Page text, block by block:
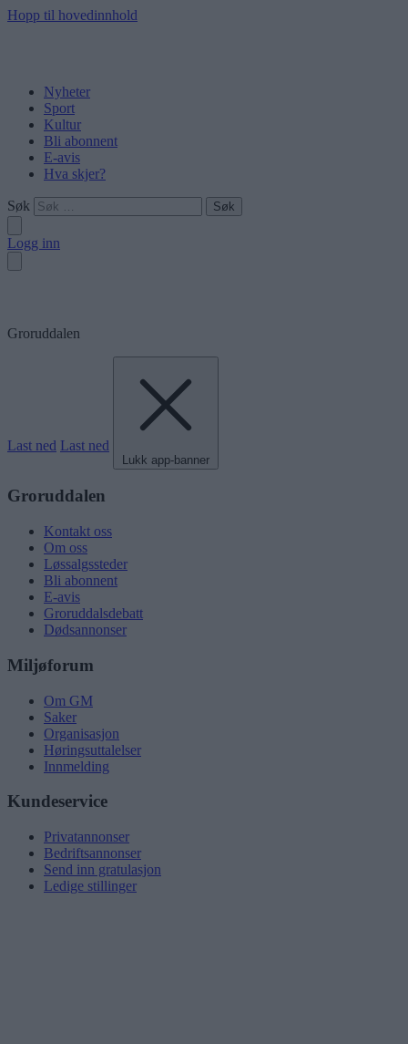
Hopp til hovedinnhold
Nyheter
Sport
Kultur
Bli abonnent
E-avis
Hva skjer?
Søk
Logg inn
Groruddalen
Last ned Last ned
Lukk app-banner
Groruddalen
Kontakt oss
Om oss
Løssalgssteder
Bli abonnent
E-avis
Groruddalsdebatt
Dødsannonser
Miljøforum
Om GM
Saker
Organisasjon
Høringsuttalelser
Innmelding
Kundeservice
Privatannonser
Bedriftsannonser
Send inn gratulasjon
Ledige stillinger